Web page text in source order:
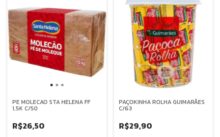
PE MOLECAO STA HELENA FF
1,5K C/50
R$26,50
PAÇOKINHA ROLHA GUIMARÃES
C/63
R$29,90